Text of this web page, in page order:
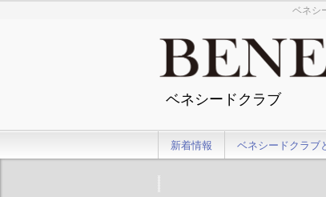
ベネシ
ベネシードクラブ
新着情報 ベネシードクラブ